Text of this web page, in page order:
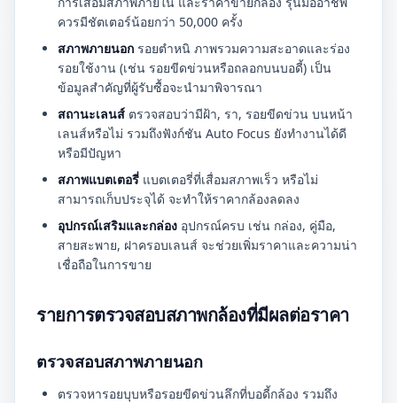
ควรมีชัตเตอร์น้อยกว่า 50,000 ครั้ง
สภาพภายนอก รอยตำหนิ ภาพรวมความสะอาดและร่อง
รอยใช้งาน (เช่น รอยขีดข่วนหรือถลอกบนบอดี้) เป็น
ข้อมูลสำคัญที่ผู้รับซื้อจะนำมาพิจารณา
สถานะเลนส์ ตรวจสอบว่ามีฝ้า, รา, รอยขีดข่วน บนหน้า
เลนส์หรือไม่ รวมถึงฟังก์ชัน Auto Focus ยังทำงานได้ดี
หรือมีปัญหา
สภาพแบตเตอรี่ แบตเตอรี่ที่เสื่อมสภาพเร็ว หรือไม่
สามารถเก็บประจุได้ จะทำให้ราคากล้องลดลง
อุปกรณ์เสริมและกล่อง อุปกรณ์ครบ เช่น กล่อง, คู่มือ,
สายสะพาย, ฝาครอบเลนส์ จะช่วยเพิ่มราคาและความน่า
เชื่อถือในการขาย
รายการตรวจสอบสภาพกล้องที่มีผลต่อราคา
ตรวจสอบสภาพภายนอก
ตรวจหารอยบุบหรือรอยขีดข่วนลึกที่บอดี้กล้อง รวมถึง